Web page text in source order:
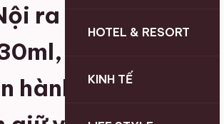
HOTEL & RESORT
KINH TẾ
ra mắt lon
làm mới diện
hành trình hơn